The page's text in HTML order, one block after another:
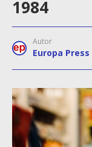
1984
Autor
Europa Press